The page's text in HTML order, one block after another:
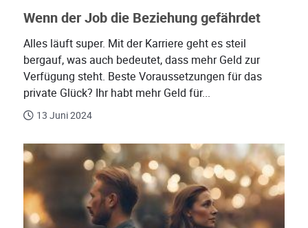
Wenn der Job die Beziehung gefährdet
Alles läuft super. Mit der Karriere geht es steil
bergauf, was auch bedeutet, dass mehr Geld zur
Verfügung steht. Beste Voraussetzungen für das
private Glück? Ihr habt mehr Geld für...
13 Juni 2024